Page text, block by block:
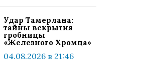
Удар Тамерлана:
тайны вскрытия
гробницы
«Железного Хромца»
04.08.2026 в 21:46